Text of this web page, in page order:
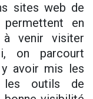
sites web de
en
à venir visiter
on parcourt
avoir mis les
outils de